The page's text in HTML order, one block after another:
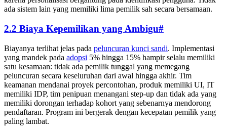
ada sistem lain yang memiliki lima pemilik sah secara bersamaan.
2.2 Biaya Kepemilikan yang Ambigu#
Biayanya terlihat jelas pada peluncuran kunci sandi. Implementasi
yang mandek pada adopsi 5% hingga 15% hampir selalu memiliki
satu kesamaan: tidak ada pemilik tunggal yang memegang
peluncuran secara keseluruhan dari awal hingga akhir. Tim
keamanan mendanai proyek percontohan, produk memiliki UI, IT
memiliki IDP, tim penipuan menangani step-up dan tidak ada yang
memiliki dorongan terhadap kohort yang sebenarnya mendorong
pendaftaran. Program ini bergerak dengan kecepatan pemilik yang
paling lambat.